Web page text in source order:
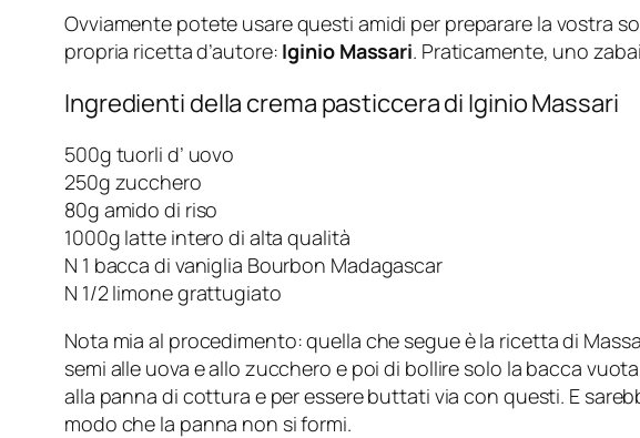
Ovviamente potete usare questi amidi per preparare la vostra
propria ricetta d’autore: Iginio Massari. Praticamente, uno
Ingredienti della crema pasticcera di Iginio Massari
500g tuorli d’ uovo
250g zucchero
80g amido di riso
1000g latte intero di alta qualità
N 1 bacca di vaniglia Bourbon Madagascar
N 1/2 limone grattugiato
Nota mia al procedimento: quella che segue è la ricetta di
semi alle uova e allo zucchero e poi di bollire solo la bacca
alla panna di cottura e per essere buttati via con questi. E
modo che la panna non si formi.